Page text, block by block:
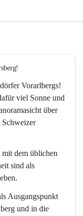
Vorarlbergs!
viel Sonne und
über
Schweizer
dem üblichen
sind als
Ausgangspunkt
und in die